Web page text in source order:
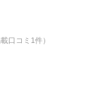
口コミ1件）